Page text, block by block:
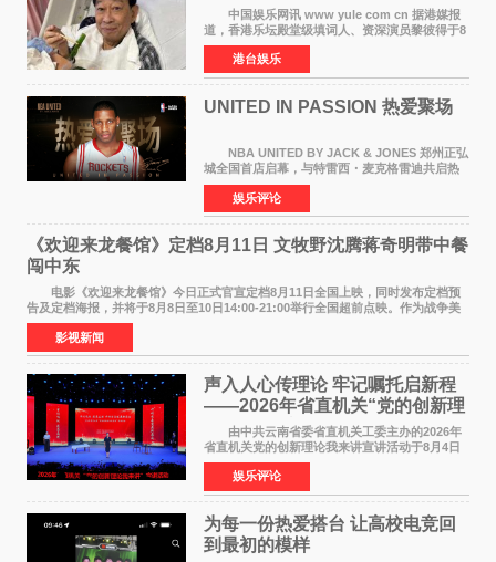
中国娱乐网讯 www yule com cn 据港媒报
道，香港乐坛殿堂级填词人、资深演员黎彼得于8
月5日上午因病离世，终年76岁。好友钟志光透
露，黎彼得今年3月中风后便卧床休养，身体机能
持续衰退，最
港台娱乐
UNITED IN PASSION 热爱聚场
NBA UNITED BY JACK & JONES 郑州正弘
城全国首店启幕，与特雷西・麦克格雷迪共启热
爱 2026 年7 月21 日，
NBAUNITEDBYJACK&JONES 全国首店，于郑
州正弘城正式启幕。NBA 传奇球星
娱乐评论
《欢迎来龙餐馆》定档8月11日 文牧野沈腾蒋奇明带中餐
闯中东
电影《欢迎来龙餐馆》今日正式官宣定档8月11日全国上映，同时发布定档预
告及定档海报，并将于8月8日至10日14:00-21:00举行全国超前点映。作为战争美
食大片，影片讲述的是中国厨师徐福（沈腾
影视新闻
声入人心传理论 牢记嘱托启新程
——2026年省直机关“党的创新理
论我来讲”宣讲活动圆满落幕
由中共云南省委省直机关工委主办的2026年
省直机关党的创新理论我来讲宣讲活动于8月4日
至5日在昆明举办。活动以 "牢记嘱托 感恩奋进
开创云南发展新局面 "为主题，坚持以新时代中国
特色社会主义
娱乐评论
为每一份热爱搭台 让高校电竞回
到最初的模样